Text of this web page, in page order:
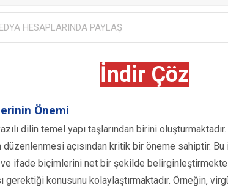
HESAPLARINDA PAYLAŞ
İndir Çöz
Önemi
dilin temel yapı taşlarından birini
düzenlenmesi açısından kritik bir öneme sahiptir.
ve ifade biçimlerini net bir şekilde
gerektiği konusunu kolaylaştırmaktadır. Örneğin,